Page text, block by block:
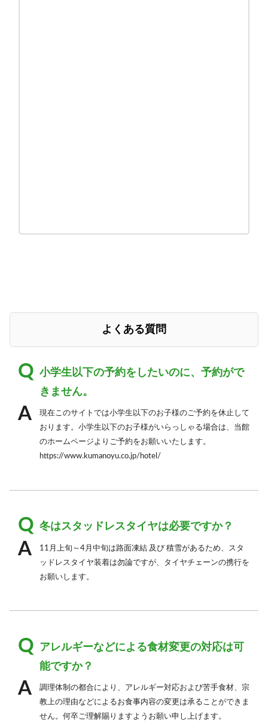
よくある質問
小学生以下の予約をしたいのに、予約がで
きません。
現在このサイトでは小学生以下のお子様のご予約を休止して
おります。小学生以下のお子様がいらっしゃる場合は、当館
のホームページよりご予約をお願いいたします。
https://www.kumanoyu.co.jp/hotel/
冬はスタッドレスタイヤは必要ですか？
11月上旬～4月中旬は路面凍結 及び 積雪があるため、スタ
ッドレスタイヤ装着は勿論ですが、タイヤチェーンの携行を
お願いします。
アレルギーなどによる食材変更の対応は可
能ですか？
調理体制の都合により、アレルギー対応および苦手食材、宗
教上の理由などによるお食事内容の変更は承ることができま
せん。何卒ご理解賜りますようお願い申し上げます。